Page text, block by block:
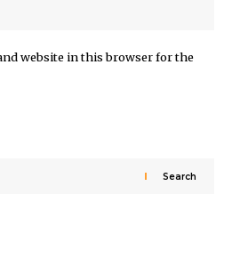
website in this browser for the
Search